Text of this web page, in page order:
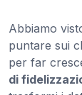
Abbiamo
puntare sui
per far
di